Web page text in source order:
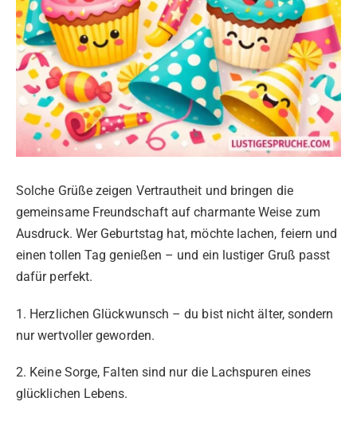
Solche Grüße zeigen Vertrautheit und bringen die
gemeinsame Freundschaft auf charmante Weise zum
Ausdruck. Wer Geburtstag hat, möchte lachen, feiern und
einen tollen Tag genießen – und ein lustiger Gruß passt
dafür perfekt.
1. Herzlichen Glückwunsch – du bist nicht älter, sondern
nur wertvoller geworden.
2. Keine Sorge, Falten sind nur die Lachspuren eines
glücklichen Lebens.